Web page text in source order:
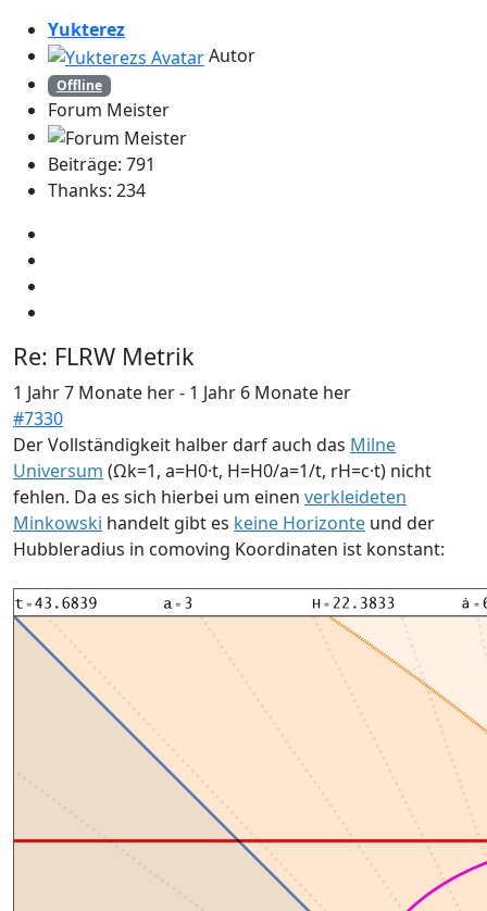
Yukterez
Autor
Offline
Forum Meister
Beiträge: 791
Thanks: 234
Re: FLRW Metrik
1 Jahr 7 Monate her- 1 Jahr 6 Monate her
#7330
Der Vollständigkeit halber darf auch das Milne
Universum (Ωk=1, a=H0·t, H=H0/a=1/t, rH=c·t) nicht
fehlen. Da es sich hierbei um einen verkleideten
Minkowski handelt gibt es keine Horizonte und der
Hubbleradius in comoving Koordinaten ist konstant: